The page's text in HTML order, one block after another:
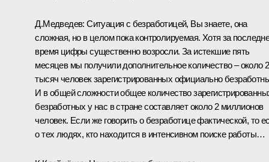
Д.Медведев: Ситуация с безработицей, Вы знаете, она
сложная, но в целом пока контролируемая. Хотя за
время цифры существенно возросли. За истекшие пять
месяцев мы получили дополнительное количество – около
тысяч человек зарегистрированных официально
И в общей сложности общее количество
безработных у нас в стране составляет около 2 миллионов
человек. Если же говорить о безработице фактической, то
о тех людях, кто находится в интенсивном поиске работы…